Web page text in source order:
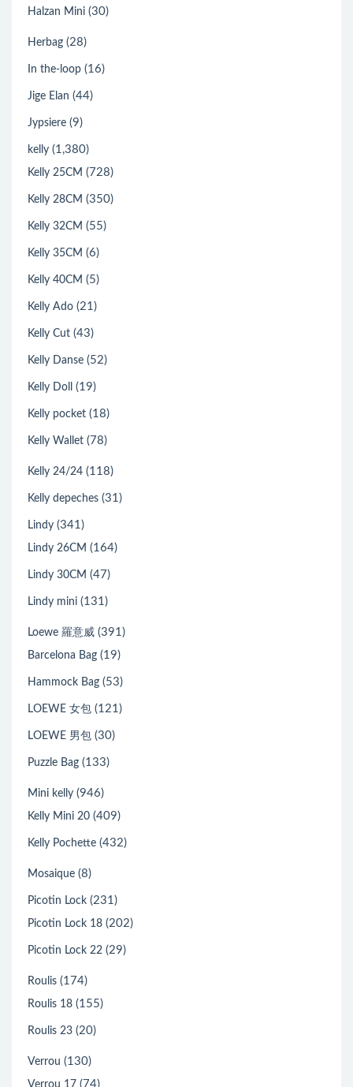
Halzan Mini (30)
Herbag (28)
In the-loop (16)
Jige Elan (44)
Jypsiere (9)
kelly (1,380)
Kelly 25CM (728)
Kelly 28CM (350)
Kelly 32CM (55)
Kelly 35CM (6)
Kelly 40CM (5)
Kelly Ado (21)
Kelly Cut (43)
Kelly Danse (52)
Kelly Doll (19)
Kelly pocket (18)
Kelly Wallet (78)
Kelly 24/24 (118)
Kelly depeches (31)
Lindy (341)
Lindy 26CM (164)
Lindy 30CM (47)
Lindy mini (131)
Loewe 羅意威 (391)
Barcelona Bag (19)
Hammock Bag (53)
LOEWE 女包 (121)
LOEWE 男包 (30)
Puzzle Bag (133)
Mini kelly (946)
Kelly Mini 20 (409)
Kelly Pochette (432)
Mosaique (8)
Picotin Lock (231)
Picotin Lock 18 (202)
Picotin Lock 22 (29)
Roulis (174)
Roulis 18 (155)
Roulis 23 (20)
Verrou (130)
Verrou 17 (74)